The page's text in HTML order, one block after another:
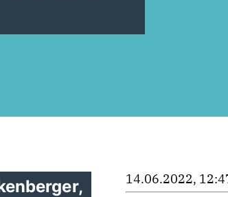
14.06.2022,